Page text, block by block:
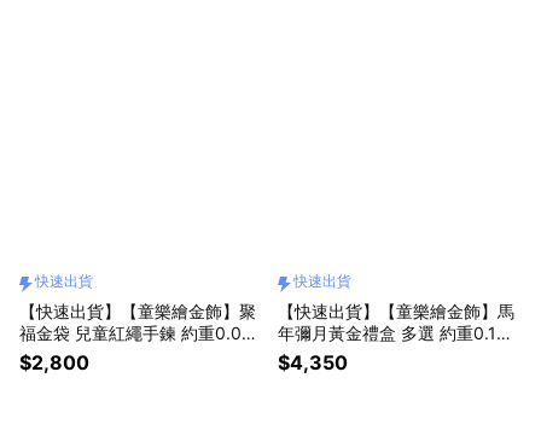
快速出貨
【快速出貨】【童樂繪金飾】聚
福金袋 兒童紅繩手鍊 約重0.05
錢±0.02 (彌月金飾 彌月禮 黃金
999)
$2,800
快速出貨
【快速出貨】【童樂繪金飾】馬
年彌月黃金禮盒 多選 約重0.1錢
附贈馬年平安符 (滿月 保平安 9
99純金)
$4,350